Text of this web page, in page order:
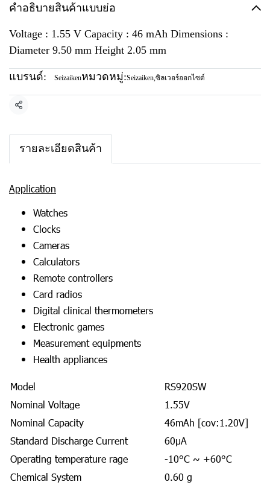
คำอธิบายสินค้าแบบย่อ
Voltage : 1.55 V Capacity : 46 mAh Dimensions :
Diameter 9.50 mm Height 2.05 mm
แบรนด์: Seizaikenหมวดหมู่:Seizaiken,ซิลเวอร์ออกไซด์
แชร์
รายละเอียดสินค้า
Application
Watches
Clocks
Cameras
Calculators
Remote controllers
Card radios
Digital clinical thermometers
Electronic games
Measurement equipments
Health appliances
Model
RS920SW
Nominal Voltage
1.55V
Nominal Capacity
46mAh [cov:1.20V]
Standard Discharge Current
60μA
Operating temperature rage
-10°C ~ +60°C
Chemical System
0.60 g